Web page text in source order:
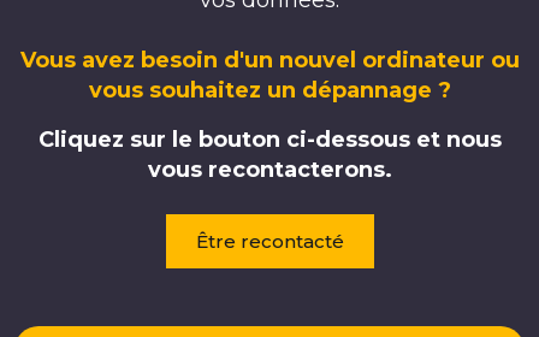
Vous avez besoin d'un nouvel ordinateur ou
vous souhaitez un dépannage ?
Cliquez sur le bouton ci-dessous et nous
vous recontacterons.
Être recontacté